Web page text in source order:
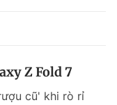
Z Fold 7
cũ' khi rò rỉ